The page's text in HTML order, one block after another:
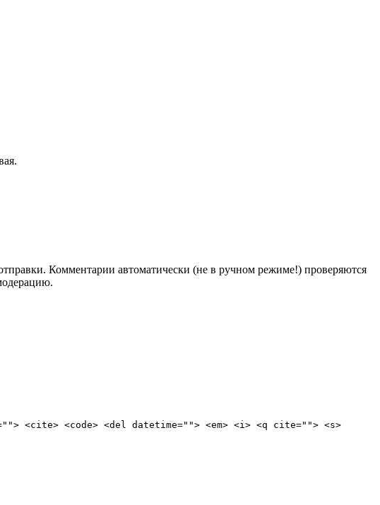
Комментарии автоматически (не в ручном режиме!) проверяются
<code> <del datetime=""> <em> <i> <q cite=""> <s>